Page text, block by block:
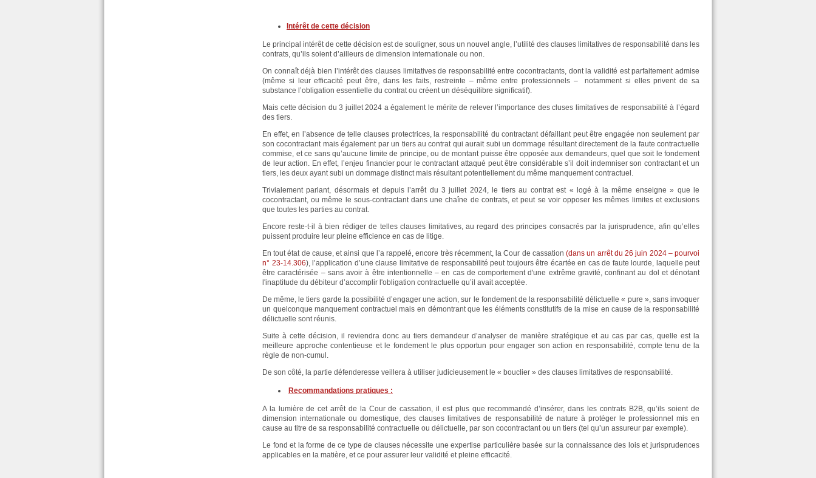
Intérêt de cette décision
Le principal intérêt de cette décision est de souligner, sous un nouvel angle, l’utilité des clauses limitatives de responsabilité dans les
contrats, qu’ils soient d’ailleurs de dimension internationale ou non.
On connaît déjà bien l’intérêt des clauses limitatives de responsabilité entre cocontractants, dont la validité est parfaitement admise
(même si leur efficacité peut être, dans les faits, restreinte – même entre professionnels – notamment si elles privent de sa
substance l’obligation essentielle du contrat ou créent un déséquilibre significatif).
Mais cette décision du 3 juillet 2024 a également le mérite de relever l’importance des cluses limitatives de responsabilité à l’égard
des tiers.
En effet, en l’absence de telle clauses protectrices, la responsabilité du contractant défaillant peut être engagée non seulement par
son cocontractant mais également par un tiers au contrat qui aurait subi un dommage résultant directement de la faute contractuelle
commise, et ce sans qu’aucune limite de principe, ou de montant puisse être opposée aux demandeurs, quel que soit le fondement
de leur action. En effet, l’enjeu financier pour le contractant attaqué peut être considérable s’il doit indemniser son contractant et un
tiers, les deux ayant subi un dommage distinct mais résultant potentiellement du même manquement contractuel.
Trivialement parlant, désormais et depuis l’arrêt du 3 juillet 2024, le tiers au contrat est « logé à la même enseigne » que le
cocontractant, ou même le sous-contractant dans une chaîne de contrats, et peut se voir opposer les mêmes limites et exclusions
que toutes les parties au contrat.
Encore reste-t-il à bien rédiger de telles clauses limitatives, au regard des principes consacrés par la jurisprudence, afin qu’elles
puissent produire leur pleine efficience en cas de litige.
En tout état de cause, et ainsi que l’a rappelé, encore très récemment, la Cour de cassation(dans un arrêt du 26 juin 2024 – pourvoi
n° 23-14.306), l’application d’une clause limitative de responsabilité peut toujours être écartée en cas de faute lourde, laquelle peut
être caractérisée – sans avoir à être intentionnelle – en cas de comportement d'une extrême gravité, confinant au dol et dénotant
l'inaptitude du débiteur d’accomplir l'obligation contractuelle qu’il avait acceptée.
De même, le tiers garde la possibilité d’engager une action, sur le fondement de la responsabilité délictuelle « pure », sans invoquer
un quelconque manquement contractuel mais en démontrant que les éléments constitutifs de la mise en cause de la responsabilité
délictuelle sont réunis.
Suite à cette décision, il reviendra donc au tiers demandeur d’analyser de manière stratégique et au cas par cas, quelle est la
meilleure approche contentieuse et le fondement le plus opportun pour engager son action en responsabilité, compte tenu de la
règle de non-cumul.
De son côté, la partie défenderesse veillera à utiliser judicieusement le « bouclier » des clauses limitatives de responsabilité.
Recommandations pratiques :
A la lumière de cet arrêt de la Cour de cassation, il est plus que recommandé d’insérer, dans les contrats B2B, qu’ils soient de
dimension internationale ou domestique, des clauses limitatives de responsabilité de nature à protéger le professionnel mis en
cause au titre de sa responsabilité contractuelle ou délictuelle, par son cocontractant ou un tiers (tel qu’un assureur par exemple).
Le fond et la forme de ce type de clauses nécessite une expertise particulière basée sur la connaissance des lois et jurisprudences
applicables en la matière, et ce pour assurer leur validité et pleine efficacité.